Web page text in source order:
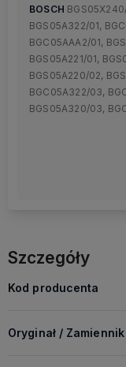
BOSCH
BGS05A322/01,
BGC05AAA2/01,
BGS05A221/01,
BGS05A220/02,
BGC05A322/03,
BGS05A320/03,
Szczegóły
Kod producenta
Oryginał / Zamiennik